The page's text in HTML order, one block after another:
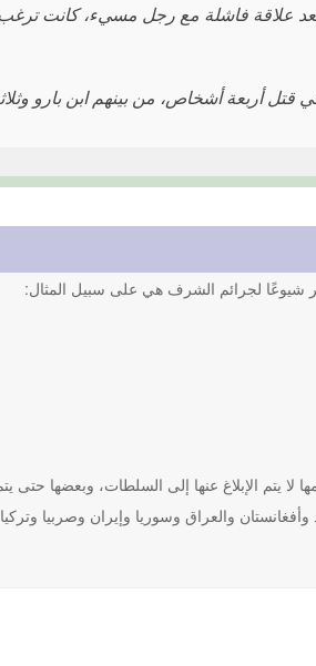
علاقة فاشلة مع رجل مسيء، كانت
قتل أربعة أشخاص، من بينهم ابن بارو
شيوعًا لجرائم الشرف هي على سبيل المثال:
إلى 100,000 جريمة شرف سنويًا، وأن معظمها لا يتم الإبلاغ عنها إلى السلطات،
والعراق وسوريا وإيران وصربيا